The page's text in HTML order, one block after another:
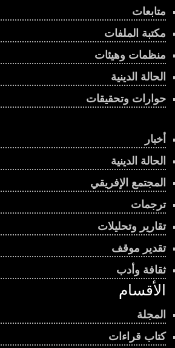
متابعات
مكتبة الملفات
منظمات وهيئات
الحالة الدينية
حوارات وتحقيقات
أخبار
الحالة الدينية
المجتمع الإفريقي
ترجمات
تقارير وتحليلات
تقدير موقف
ثقافة وأدب
الأقسام
المجلة
كتاب قراءات